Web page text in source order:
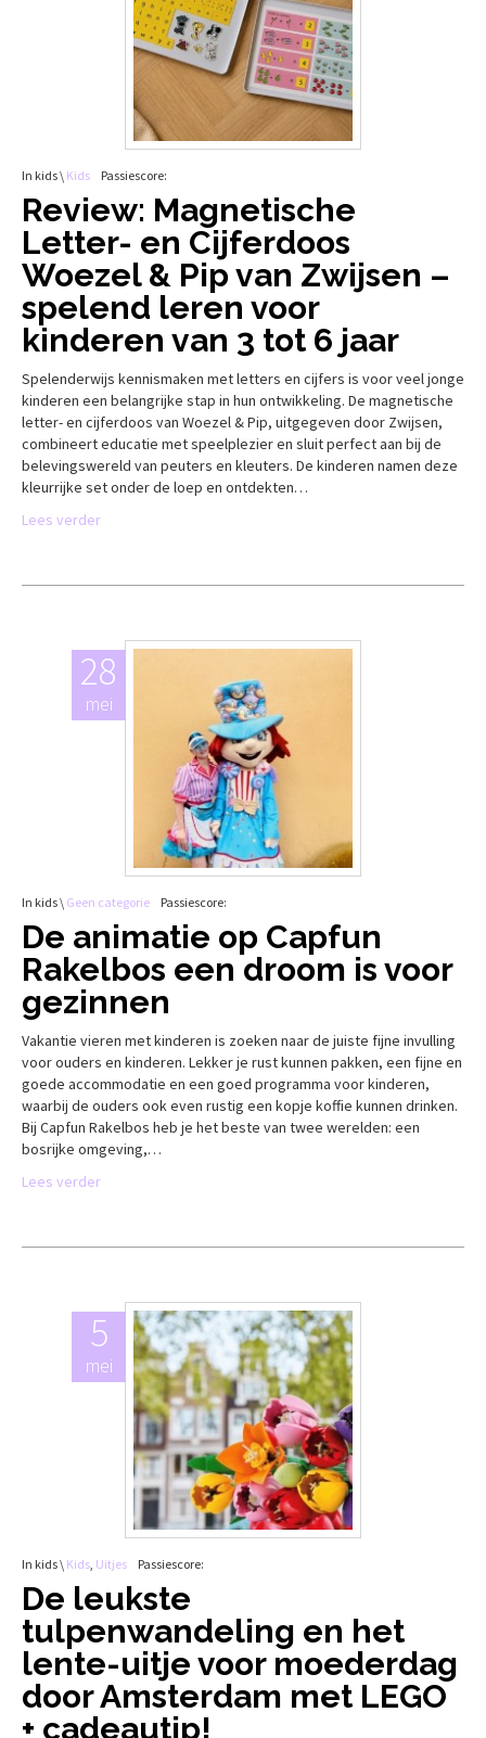
In kids \ Kids Passiescore:
Review: Magnetische
Letter- en Cijferdoos
Woezel & Pip van Zwijsen –
spelend leren voor
kinderen van 3 tot 6 jaar
Spelenderwijs kennismaken met letters en cijfers is voor veel jonge
kinderen een belangrijke stap in hun ontwikkeling. De magnetische
letter- en cijferdoos van Woezel & Pip, uitgegeven door Zwijsen,
combineert educatie met speelplezier en sluit perfect aan bij de
belevingswereld van peuters en kleuters. De kinderen namen deze
kleurrijke set onder de loep en ontdekten…
Lees verder
28
mei
In kids \ Geen categorie Passiescore:
De animatie op Capfun
Rakelbos een droom is voor
gezinnen
Vakantie vieren met kinderen is zoeken naar de juiste fijne invulling
voor ouders en kinderen. Lekker je rust kunnen pakken, een fijne en
goede accommodatie en een goed programma voor kinderen,
waarbij de ouders ook even rustig een kopje koffie kunnen drinken.
Bij Capfun Rakelbos heb je het beste van twee werelden: een
bosrijke omgeving,…
Lees verder
5
mei
In kids \ Kids, Uitjes Passiescore:
De leukste
tulpenwandeling en het
lente-uitje voor moederdag
door Amsterdam met LEGO
+ cadeautip!